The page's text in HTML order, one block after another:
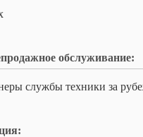
обслуживание:
службы техники за